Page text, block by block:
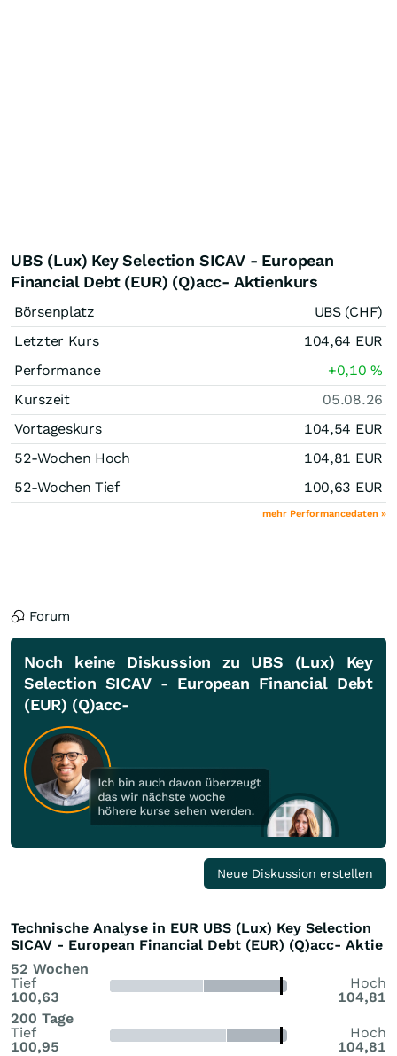
UBS (Lux) Key Selection SICAV - European
Financial Debt (EUR) (Q)acc- Aktienkurs
Börsenplatz
UBS (CHF)
Letzter Kurs
104,64 EUR
Performance
+0,10%
Kurszeit
05.08.26
Vortageskurs
104,54 EUR
52-Wochen Hoch
104,81 EUR
52-Wochen Tief
100,63 EUR
mehr Performancedaten »
Forum
Noch keine Diskussion zu UBS (Lux) Key
Selection SICAV - European Financial Debt
(EUR) (Q)acc-
Neue Diskussion erstellen
Technische Analyse in EUR UBS (Lux) Key Selection
SICAV - European Financial Debt (EUR) (Q)acc- Aktie
52 Wochen
Tief
100,63
Hoch
104,81
200 Tage
Tief
100,95
Hoch
104,81